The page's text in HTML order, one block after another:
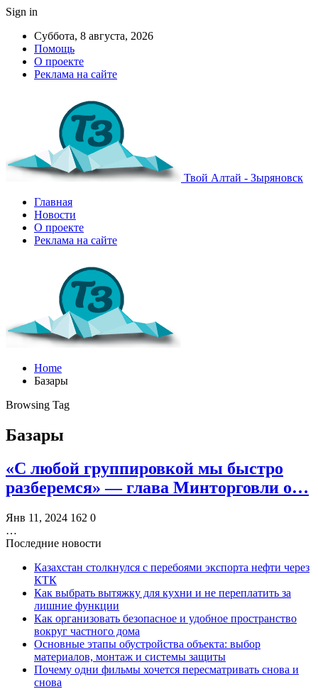
Sign in
Суббота, 8 августа, 2026
Помощь
О проекте
Реклама на сайте
Твой Алтай - Зыряновск
Главная
Новости
О проекте
Реклама на сайте
Home
Базары
Browsing Tag
Базары
«С любой группировкой мы быстро
разберемся» — глава Минторговли о…
Янв 11, 2024 162 0
…
Последние новости
Казахстан столкнулся с перебоями экспорта нефти через
КТК
Как выбрать вытяжку для кухни и не переплатить за
лишние функции
Как организовать безопасное и удобное пространство
вокруг частного дома
Основные этапы обустройства объекта: выбор
материалов, монтаж и системы защиты
Почему одни фильмы хочется пересматривать снова и
снова